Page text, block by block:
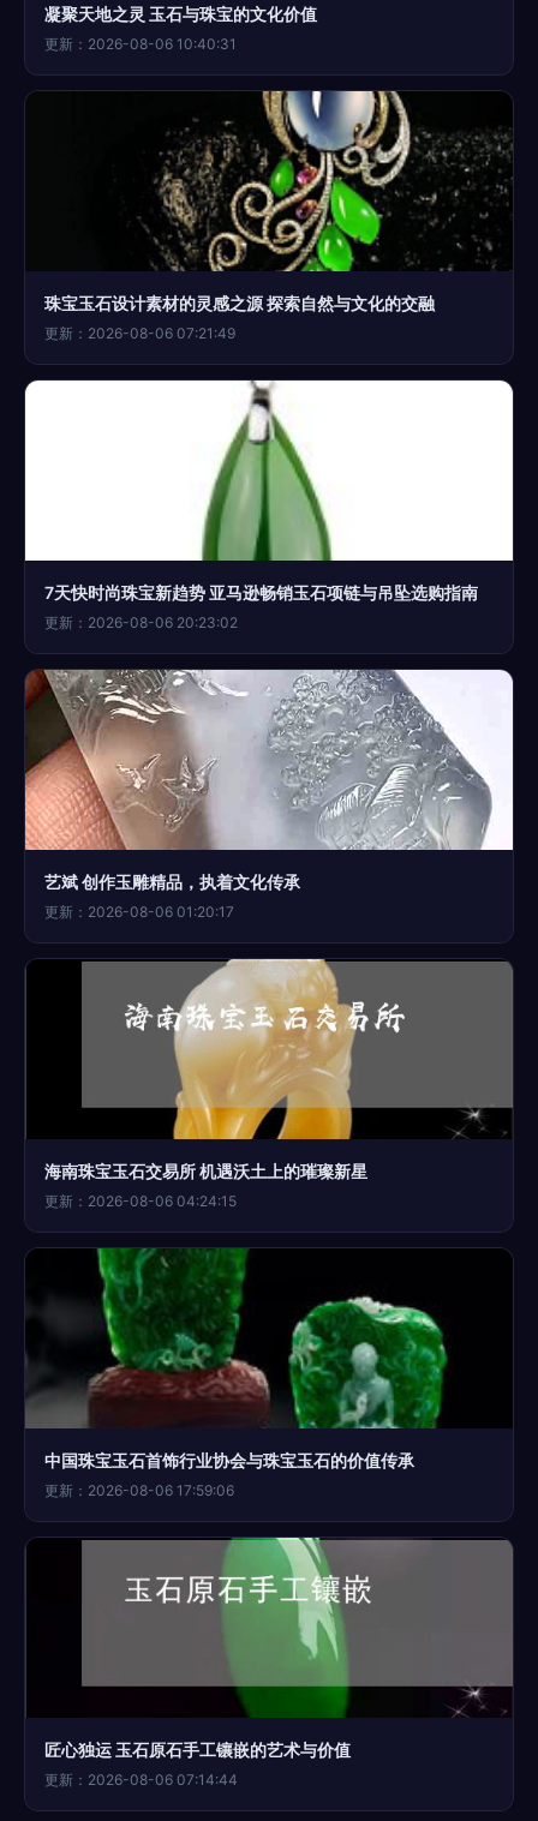
凝聚天地之灵 玉石与珠宝的文化价值
更新：2026-08-06 10:40:31
珠宝玉石设计素材的灵感之源 探索自然与文化的交融
更新：2026-08-06 07:21:49
7天快时尚珠宝新趋势 亚马逊畅销玉石项链与吊坠选购指南
更新：2026-08-06 20:23:02
艺斌 创作玉雕精品，执着文化传承
更新：2026-08-06 01:20:17
海南珠宝玉石交易所 机遇沃土上的璀璨新星
更新：2026-08-06 04:24:15
中国珠宝玉石首饰行业协会与珠宝玉石的价值传承
更新：2026-08-06 17:59:06
匠心独运 玉石原石手工镶嵌的艺术与价值
更新：2026-08-06 07:14:44